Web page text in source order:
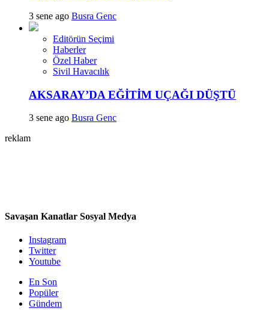
3 sene ago Busra Genc
Editörün Seçimi
Haberler
Özel Haber
Sivil Havacılık
AKSARAY’DA EĞİTİM UÇAĞI DÜŞTÜ
3 sene ago Busra Genc
reklam
Savaşan Kanatlar Sosyal Medya
Instagram
Twitter
Youtube
En Son
Popüler
Gündem